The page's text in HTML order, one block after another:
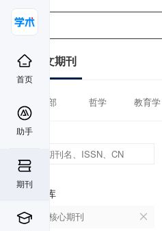
首页
助手
期刊
中文期刊
全部 哲学 教育学
数据库
北大核心期刊